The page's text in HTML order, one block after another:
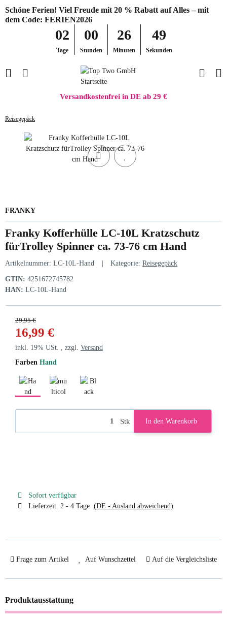
Schöne Ferien! Viel Freude mit 20 % Rabatt auf Alles – mit
dem Code: FERIEN2026
02
Tage
00
Stunden
26
Minuten
49
Sekunden
Versandkostenfrei in DE ab 29 €
Reisegepäck
FRANKY
Franky Kofferhülle LC-10L Kratzschutz
fürTrolley Spinner ca. 73-76 cm Hand
Artikelnummer: LC-10L-Hand Kategorie: Reisegepäck
GTIN: 4251672745782
HAN: LC-10L-Hand
29,95 €
16,99 €
inkl. 19% USt. , zzgl. Versand
Farben Hand
Stk In den Warenkorb
Sofort verfügbar
Lieferzeit: 2 - 4 Tage (DE - Ausland abweichend)
Frage zum Artikel Auf Wunschzettel Auf die Vergleichsliste
Produktausstattung